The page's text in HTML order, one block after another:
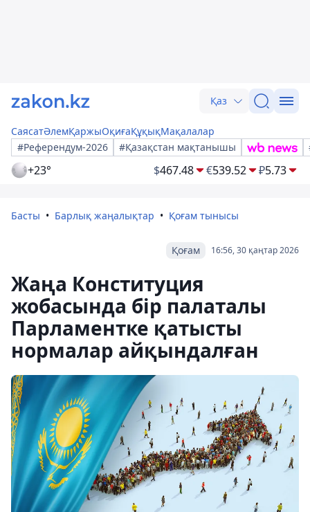
Қаз
СаясатӘлемҚаржыОқиғаҚұқықМақалалар
#Референдум-2026
#Қазақстан мақтанышы
+23° $467.48 €539.52 ₽5.73
Басты Барлық жаңалықтар Қоғам тынысы
16:56, 30 қаңтар 2026
Қоғам
Жаңа Конституция
жобасында бір палаталы
Парламентке қатысты
нормалар айқындалған